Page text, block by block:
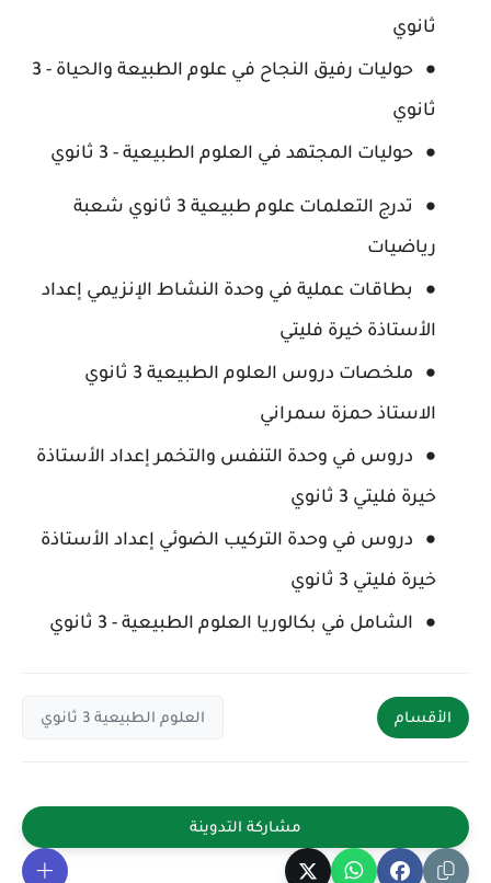
ثانوي
حوليات رفيق النجاح في علوم الطبيعة والحياة - 3
ثانوي
حوليات المجتهد في العلوم الطبيعية - 3 ثانوي
تدرج التعلمات علوم طبيعية 3 ثانوي شعبة
رياضيات
بطاقات عملية في وحدة النشاط الإنزيمي إعداد
الأستاذة خيرة فليتي
ملخصات دروس العلوم الطبيعية 3 ثانوي
الاستاذ حمزة سمراني
دروس في وحدة التنفس والتخمر إعداد الأستاذة
خيرة فليتي 3 ثانوي
دروس في وحدة التركيب الضوئي إعداد الأستاذة
خيرة فليتي 3 ثانوي
الشامل في بكالوريا العلوم الطبيعية - 3 ثانوي
الأقسام العلوم الطبيعية 3 ثانوي